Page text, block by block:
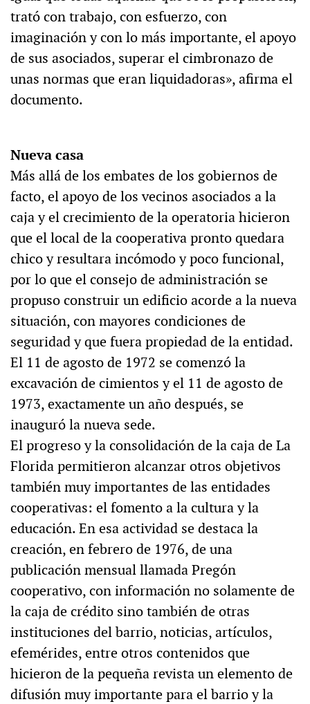
trató con trabajo, con esfuerzo, con
imaginación y con lo más importante, el apoyo
de sus asociados, superar el cimbronazo de
unas normas que eran liquidadoras», afirma el
documento.
Nueva casa
Más allá de los embates de los gobiernos de
facto, el apoyo de los vecinos asociados a la
caja y el crecimiento de la operatoria hicieron
que el local de la cooperativa pronto quedara
chico y resultara incómodo y poco funcional,
por lo que el consejo de administración se
propuso construir un edificio acorde a la nueva
situación, con mayores condiciones de
seguridad y que fuera propiedad de la entidad.
El 11 de agosto de 1972 se comenzó la
excavación de cimientos y el 11 de agosto de
1973, exactamente un año después, se
inauguró la nueva sede.
El progreso y la consolidación de la caja de La
Florida permitieron alcanzar otros objetivos
también muy importantes de las entidades
cooperativas: el fomento a la cultura y la
educación. En esa actividad se destaca la
creación, en febrero de 1976, de una
publicación mensual llamada Pregón
cooperativo, con información no solamente de
la caja de crédito sino también de otras
instituciones del barrio, noticias, artículos,
efemérides, entre otros contenidos que
hicieron de la pequeña revista un elemento de
difusión muy importante para el barrio y la